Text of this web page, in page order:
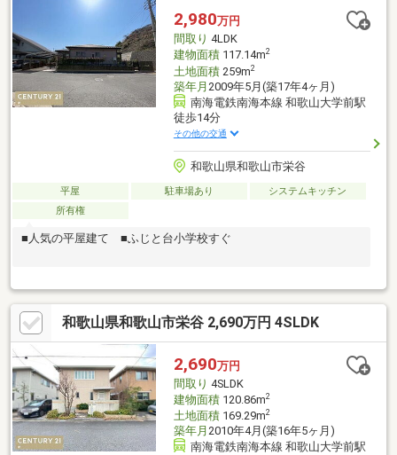
2,980万円
間取り 4LDK
建物面積117.14m2
土地面積259m2
築年月 2009年5月(築17年4ヶ月)
南海電鉄南海本線 和歌山大学前駅
徒歩14分
その他の交通
和歌山県和歌山市栄谷
平屋 駐車場あり
システムキッチン
所有権
■人気の平屋建て ■ふじと台小学校すぐ
和歌山県和歌山市栄谷 2,690万円 4SLDK
2,690万円
間取り 4SLDK
建物面積120.86m2
土地面積169.29m2
築年月 2010年4月(築16年5ヶ月)
南海電鉄南海本線 和歌山大学前駅